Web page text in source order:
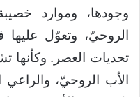
وجودها، وموارد
الروحيّ، وتعوّل عليها
تحديات العصر. وكأنها
الأب الروحيّ، والراعي